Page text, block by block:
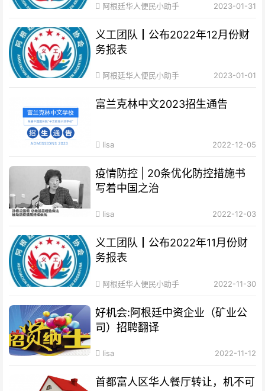
阿根廷华人便民小助手 2023-01-31
义工团队┃公布2022年12月份财
务报表
阿根廷华人便民小助手 2023-01-01
富兰克林中文2023招生通告
lisa 2022-12-05
疫情防控 | 20条优化防控措施书
写着中国之治
lisa 2022-12-03
义工团队┃公布2022年11月份财
务报表
阿根廷华人便民小助手 2022-11-30
好机会:阿根廷中资企业（矿业公
司）招聘翻译
lisa 2022-11-12
首都富人区华人餐厅转让，机不可